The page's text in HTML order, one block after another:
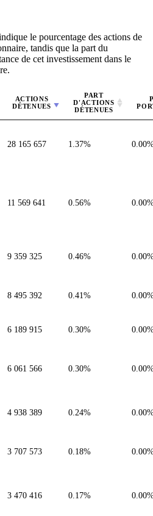
le pourcentage des actions de
tandis que la part du
de cet investissement dans le
ACTIONS
DÉTENUES
PART
D'ACTIONS
DÉTENUES
28 165 657 1.37%
11 569 641 0.56%
9 359 325 0.46%
8 495 392 0.41%
6 189 915 0.30%
6 061 566 0.30%
4 938 389 0.24%
3 707 573 0.18%
3 470 416 0.17%